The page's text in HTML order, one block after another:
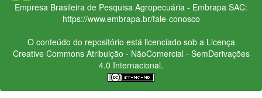
Empresa Brasileira de Pesquisa Agropecuária - Embrapa SAC:
https://www.embrapa.br/fale-conosco
O conteúdo do repositório está licenciado sob a Licença
Creative CommonsAtribuição - NãoComercial - SemDerivações
4.0 Internacional.